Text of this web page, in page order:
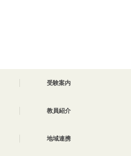
受験案内
教員紹介
地域連携